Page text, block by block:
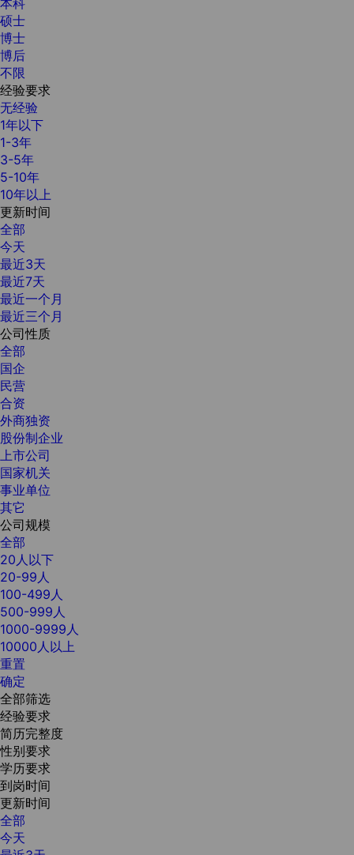
硕士
博士
博后
不限
经验要求
无经验
1年以下
1-3年
3-5年
5-10年
10年以上
更新时间
全部
今天
最近3天
最近7天
最近一个月
最近三个月
公司性质
全部
国企
民营
合资
外商独资
股份制企业
上市公司
国家机关
事业单位
其它
公司规模
全部
20人以下
20-99人
100-499人
500-999人
1000-9999人
10000人以上
重置
确定
全部筛选
经验要求
简历完整度
性别要求
学历要求
到岗时间
更新时间
全部
今天